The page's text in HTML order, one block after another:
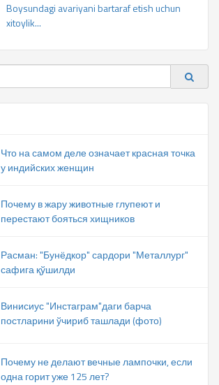
Boysundagi avariyani bartaraf etish uchun
xitoylik...
Что на самом деле означает красная точка
у индийских женщин
Почему в жару животные глупеют и
перестают бояться хищников
Расман: "Бунёдкор" сардори "Металлург"
сафига қўшилди
Винисиус "Инстаграм"даги барча
постларини ўчириб ташлади (фото)
Почему не делают вечные лампочки, если
одна горит уже 125 лет?